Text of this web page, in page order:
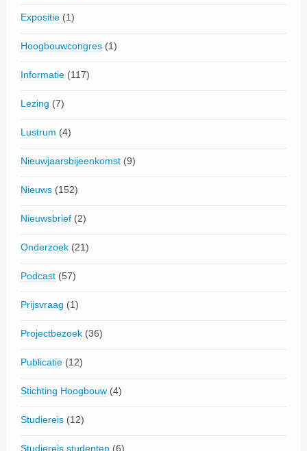
Expositie (1)
Hoogbouwcongres (1)
Informatie (117)
Lezing (7)
Lustrum (4)
Nieuwjaarsbijeenkomst (9)
Nieuws (152)
Nieuwsbrief (2)
Onderzoek (21)
Podcast (57)
Prijsvraag (1)
Projectbezoek (36)
Publicatie (12)
Stichting Hoogbouw (4)
Studiereis (12)
Studiereis studenten (6)